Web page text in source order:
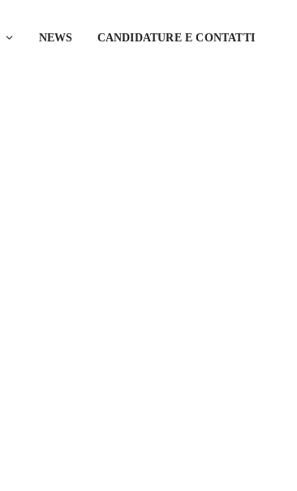
NEWS CANDIDATURE E CONTATTI